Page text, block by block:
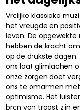
Vrolijke klassieke
het vreugde en
leven. De
hebben de kracht
op de drukste
ons laat glimlachen
onze zorgen doet
ons te omarmen
optimisme. Het
bron van troost zijn